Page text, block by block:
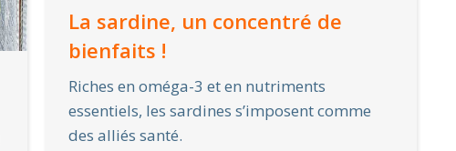
La sardine, un concentré de
bienfaits !
Riches en oméga-3 et en nutriments
essentiels, les sardines s’imposent comme
des alliés santé.